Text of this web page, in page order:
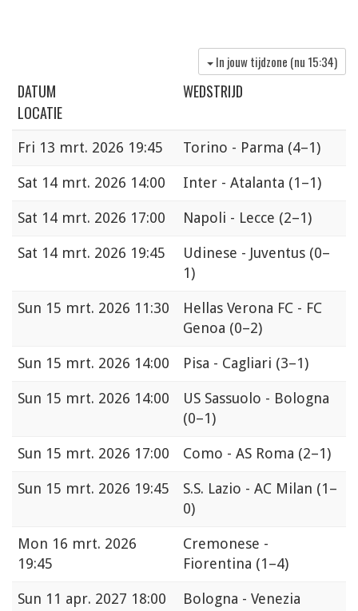
In jouw tijdzone (nu 15:34)
DATUM
WEDSTRIJD
LOCATIE
Fri 13 mrt. 2026 19:45 Torino - Parma (4–1)
Sat 14 mrt. 2026 14:00 Inter - Atalanta (1–1)
Sat 14 mrt. 2026 17:00 Napoli - Lecce (2–1)
Sat 14 mrt. 2026 19:45 Udinese - Juventus (0–
1)
Sun 15 mrt. 2026 11:30
Hellas Verona FC - FC
Genoa (0–2)
Sun 15 mrt. 2026 14:00 Pisa - Cagliari (3–1)
Sun 15 mrt. 2026 14:00
US Sassuolo - Bologna
(0–1)
Sun 15 mrt. 2026 17:00 Como - AS Roma (2–1)
Sun 15 mrt. 2026 19:45 S.S. Lazio - AC Milan (1–
0)
Mon 16 mrt. 2026
19:45
Cremonese -
Fiorentina (1–4)
Sun 11 apr. 2027 18:00
Bologna - Venezia